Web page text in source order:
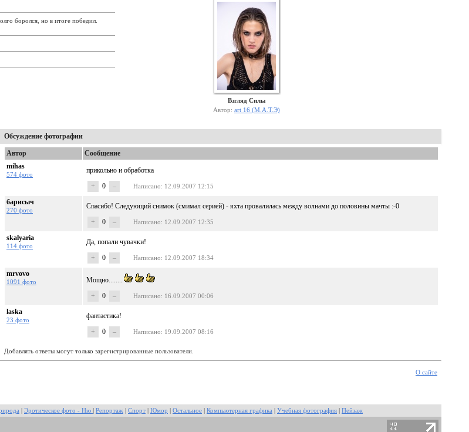
боролся, но в итоге победил.
Взгляд Силы
Автор: art 16 (М.А.Т.Э)
Обсуждение фотографии
Автор
Сообщение
mihas
574 фото
прикольно и обработка
+
0 – Написано: 12.09.2007 12:15
барисыч
270 фото
Спасибо! Следующий снимок (смимал серией) - яхта провалилась между волнами до половины мачты :-0
+
0 – Написано: 12.09.2007 12:35
skalyaria
114 фото
Да, попали чувачки!
+
0 – Написано: 12.09.2007 18:34
mrvovo
1091 фото
Мощно........
+
0 – Написано: 16.09.2007 00:06
laska
23 фото
фантастика!
+
0 – Написано: 19.09.2007 08:16
Добавлять ответы могут только зарегистрированные пользователи.
О сайте
Эротическое фото - Ню Репортаж Спорт Юмор Остальное Компьютерная графика Учебная фотография Пейзаж